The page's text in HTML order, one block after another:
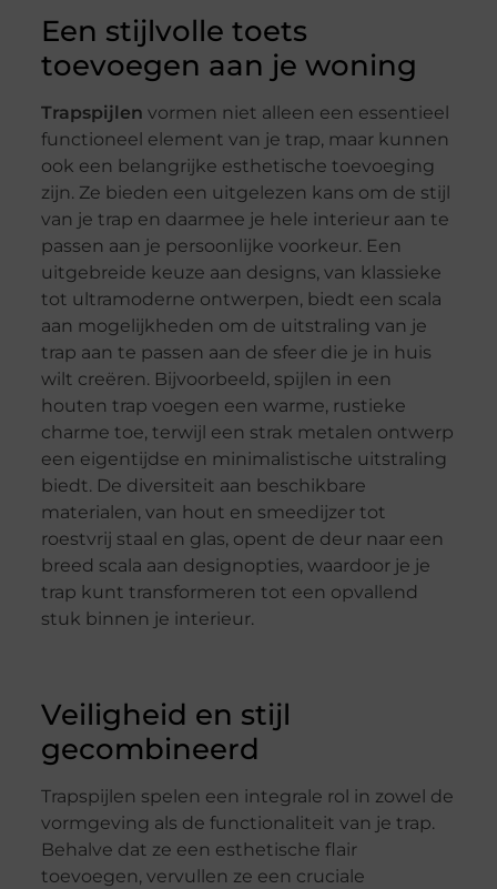
Een stijlvolle toets
toevoegen aan je woning
Trapspijlen vormen niet alleen een essentieel
functioneel element van je trap, maar kunnen
ook een belangrijke esthetische toevoeging
zijn. Ze bieden een uitgelezen kans om de stijl
van je trap en daarmee je hele interieur aan te
passen aan je persoonlijke voorkeur. Een
uitgebreide keuze aan designs, van klassieke
tot ultramoderne ontwerpen, biedt een scala
aan mogelijkheden om de uitstraling van je
trap aan te passen aan de sfeer die je in huis
wilt creëren. Bijvoorbeeld, spijlen in een
houten trap voegen een warme, rustieke
charme toe, terwijl een strak metalen ontwerp
een eigentijdse en minimalistische uitstraling
biedt. De diversiteit aan beschikbare
materialen, van hout en smeedijzer tot
roestvrij staal en glas, opent de deur naar een
breed scala aan designopties, waardoor je je
trap kunt transformeren tot een opvallend
stuk binnen je interieur.
Veiligheid en stijl
gecombineerd
Trapspijlen spelen een integrale rol in zowel de
vormgeving als de functionaliteit van je trap.
Behalve dat ze een esthetische flair
toevoegen, vervullen ze een cruciale